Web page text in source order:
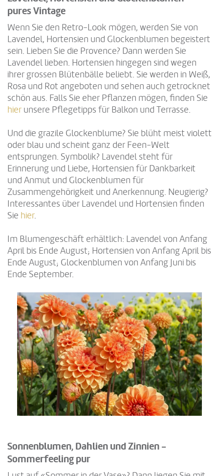
pures Vintage
Wenn Sie den Retro-Look mögen, werden Sie von
Lavendel, Hortensien und Glockenblumen begeistert
sein. Lieben Sie die Provence? Dann werden Sie
Lavendel lieben. Hortensien hingegen sind wegen
ihrer grossen Blütenbälle beliebt. Sie werden in Weiß,
Rosa und Rot angeboten und sehen auch getrocknet
schön aus. Falls Sie eher Pflanzen mögen, finden Sie
hier unsere Pflegetipps für Balkon und Terrasse.
Und die grazile Glockenblume? Sie blüht meist violett
oder blau und scheint ganz der Feen-Welt
entsprungen. Symbolik? Lavendel steht für
Erinnerung und Liebe, Hortensien für Dankbarkeit
und Anmut und Glockenblumen für
Zusammengehörigkeit und Anerkennung. Neugierig?
Interessantes über Lavendel und Hortensien finden
Sie hier.
Im Blumengeschäft erhältlich: Lavendel von Anfang
April bis Ende August; Hortensien von Anfang April bis
Ende August; Glockenblumen von Anfang Juni bis
Ende September.
Sonnenblumen, Dahlien und Zinnien -
Sommerfeeling pur